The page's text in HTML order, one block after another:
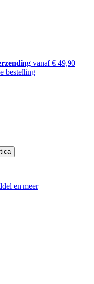
vanaf € 49,90
bestelling
en meer